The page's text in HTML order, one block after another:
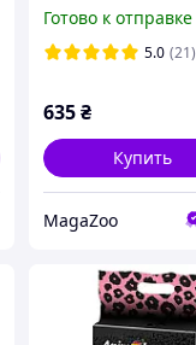
котов, 10,5 л (4,4 кг)
Готово к отправке
5.0 (21)
635 ₴
Купить
MagaZoo